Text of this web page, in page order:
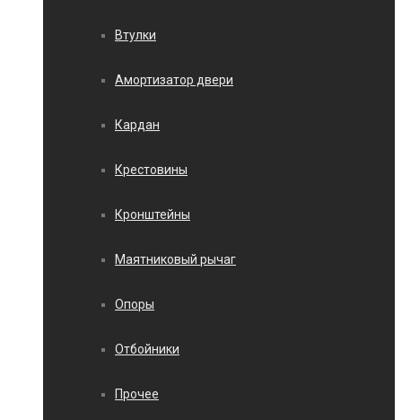
Втулки
Амортизатор двери
Кардан
Крестовины
Кронштейны
Маятниковый рычаг
Опоры
Отбойники
Прочее